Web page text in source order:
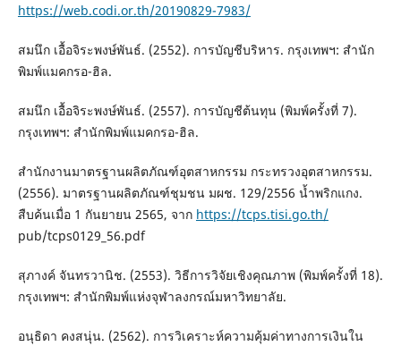
https://web.codi.or.th/20190829-7983/
สมนึก เอื้อจิระพงษ์พันธ์. (2552). การบัญชีบริหาร. กรุงเทพฯ: สำนัก
พิมพ์แมคกรอ-ฮิล.
สมนึก เอื้อจิระพงษ์พันธ์. (2557). การบัญชีต้นทุน (พิมพ์ครั้งที่ 7).
กรุงเทพฯ: สำนักพิมพ์แมคกรอ-ฮิล.
สำนักงานมาตรฐานผลิตภัณฑ์อุตสาหกรรม กระทรวงอุตสาหกรรม.
(2556). มาตรฐานผลิตภัณฑ์ชุมชน มผช. 129/2556 น้ำพริกแกง.
สืบค้นเมื่อ 1 กันยายน 2565, จาก https://tcps.tisi.go.th/
pub/tcps0129_56.pdf
สุภางค์ จันทรวานิช. (2553). วิธีการวิจัยเชิงคุณภาพ (พิมพ์ครั้งที่ 18).
กรุงเทพฯ: สำนักพิมพ์แห่งจุฬาลงกรณ์มหาวิทยาลัย.
อนุธิดา คงสนุ่น. (2562). การวิเคราะห์ความคุ้มค่าทางการเงินใน